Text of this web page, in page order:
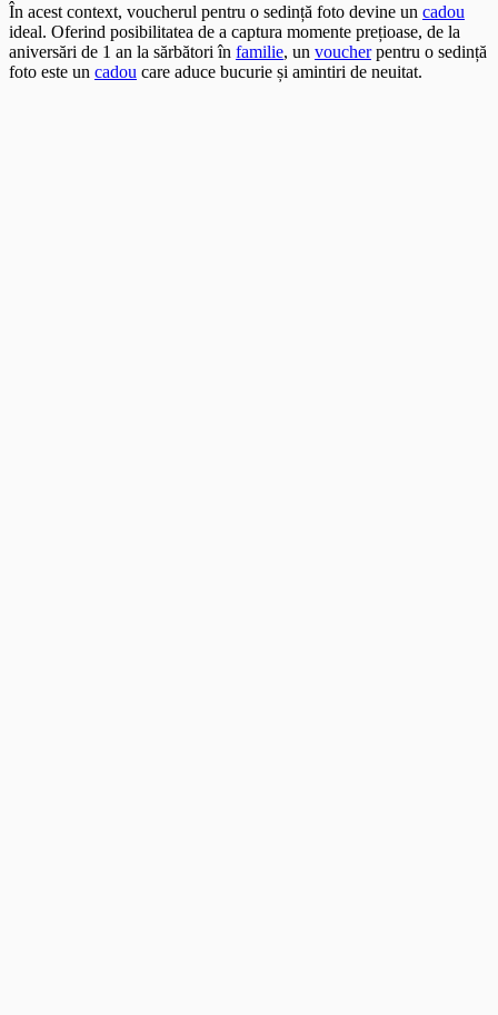
În acest context, voucherul pentru o sedință foto devine un cadou
ideal. Oferind posibilitatea de a captura momente prețioase, de la
aniversări de 1 an la sărbători în familie, un voucherpentru o sedință
foto este un cadou care aduce bucurie și amintiri de neuitat.